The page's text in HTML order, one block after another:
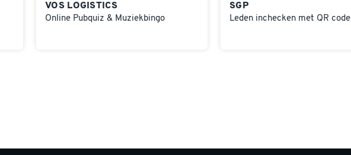
VOS LOGISTICS
Online Pubquiz & Muziekbingo
SGP
Leden inchecken met QR code